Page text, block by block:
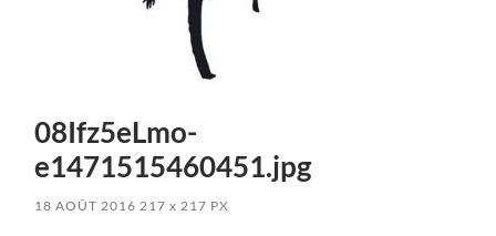
08Ifz5eLmo-
e1471515460451.jpg
18 AOÛT 2016 217x 217 PX